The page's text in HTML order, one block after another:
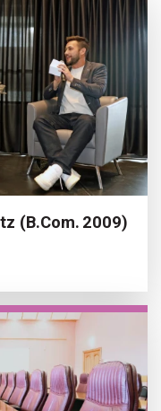
(B.Com. 2009)